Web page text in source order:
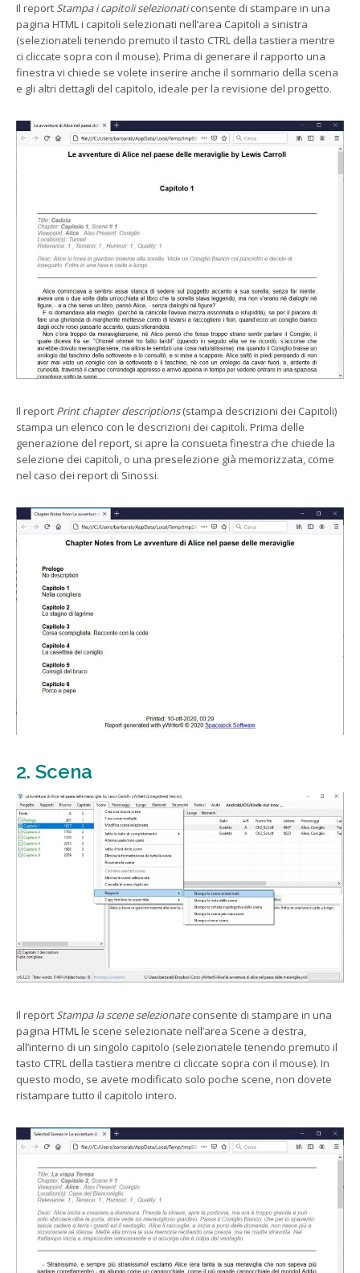
Il report Stampa i capitoli selezionaticonsente di stampare in una
pagina HTML i capitoli selezionati nell’area Capitoli a sinistra
(selezionateli tenendo premuto il tasto CTRL della tastiera mentre
ci cliccate sopra con il mouse). Prima di generare il rapporto una
finestra vi chiede se volete inserire anche il sommario della scena
e gli altri dettagli del capitolo, ideale per la revisione del progetto.
Il report Print chapter descriptions(stampa descrizioni dei Capitoli)
stampa un elenco con le descrizioni dei capitoli. Prima delle
generazione del report, si apre la consueta finestra che chiede la
selezione dei capitoli, o una preselezione già memorizzata, come
nel caso dei report di Sinossi.
2. Scena
Il report Stampa la scene selezionateconsente di stampare in una
pagina HTML le scene selezionate nell’area Scene a destra,
all’interno di un singolo capitolo (selezionatele tenendo premuto il
tasto CTRL della tastiera mentre ci cliccate sopra con il mouse). In
questo modo, se avete modificato solo poche scene, non dovete
ristampare tutto il capitolo intero.